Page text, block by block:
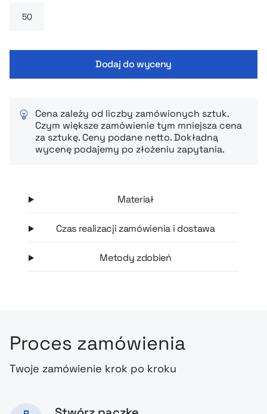
Dodaj do wyceny
Cena zależy od liczby zamówionych sztuk.
Czym większe zamówienie tym mniejsza cena
za sztukę. Ceny podane netto. Dokładną
wycenę podajemy po złożeniu zapytania.
Materiał
Czas realizacji zamówienia i dostawa
Metody zdobień
Proces zamówienia
Twoje zamówienie krok po kroku